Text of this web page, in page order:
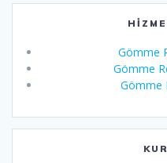
Gömme
Gömme
Gömme